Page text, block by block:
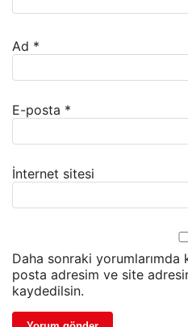
Ad *
E-posta *
İnternet sitesi
Daha sonraki yorumlarımda
posta adresim ve site
kaydedilsin.